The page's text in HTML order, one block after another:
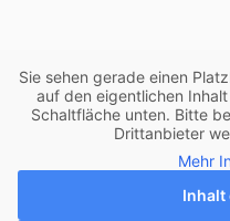
Sie sehen gerade einen
auf den eigentlichen
Schaltfläche unten. Bitte
Drittanbieter
Mehr
Inhalt